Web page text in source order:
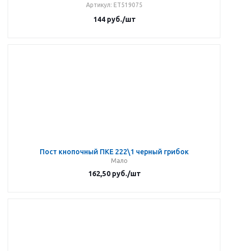
Артикул: ET519075
144руб./шт
Пост кнопочный ПКЕ 222\1 черный грибок
Мало
162,50руб./шт